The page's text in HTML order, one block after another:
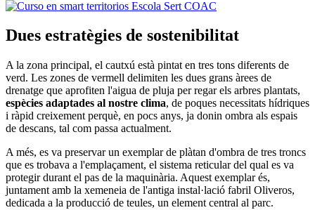
Dues estratègies de sostenibilitat
A la zona principal, el cautxú està pintat en tres tons diferents de
verd. Les zones de vermell delimiten les dues grans àrees de
drenatge que aprofiten l'aigua de pluja per regar els arbres plantats,
espècies adaptades al nostre clima, de poques necessitats hídriques
i ràpid creixement perquè, en pocs anys, ja donin ombra als espais
de descans, tal com passa actualment.
A més, es va preservar un exemplar de plàtan d'ombra de tres troncs
que es trobava a l'emplaçament, el sistema reticular del qual es va
protegir durant el pas de la maquinària. Aquest exemplar és,
juntament amb la xemeneia de l'antiga instal·lació fabril Oliveros,
dedicada a la producció de teules, un element central al parc.